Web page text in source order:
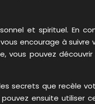
et spirituel. En
encourage à
pouvez
secrets que recèle
ensuite utiliser